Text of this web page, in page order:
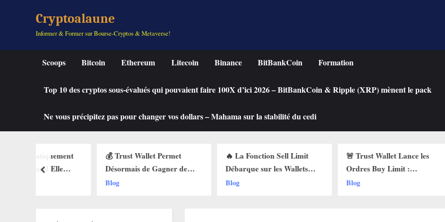
Cryptoalaune
Informer & Former sur Bourse-Cryptos & Metaverse!
Scoops Bitcoin Ethereum Litecoin Binance BitBankCoin Formation
Top 10 des cryptos sous-évalués qui pouvaient faire 100X d’ici 2026 – BitBankCoin & Ripple (XRP) mènent le pack
Ne vous précipitez pas pour changer vos dollars – Mahama sur la stabilité du cedi
💰 Trust Wallet Permet
Désormais de Gagner de
l’Argent Sans Trader ? Les
🔥 La Fonction Sell Limit
Débarque sur les Wallets
Web3 : Voici Pourquoi Ça
🚨 Trust Wallet Lance les
Ordres Buy Limit :
Comment Acheter vos
une
Chute
prev